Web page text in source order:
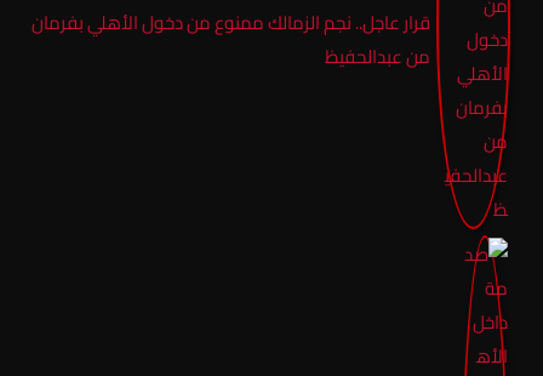
قرار عاجل.. نجم الزمالك ممنوع من دخول الأهلي بفرمان
من عبدالحفيظ